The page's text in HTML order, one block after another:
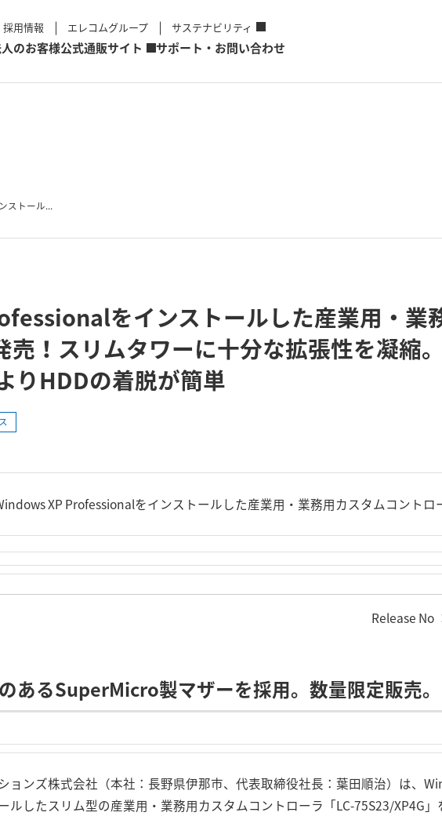
採用情報 エレコムグループ サステナビリティ
のお客様公式通販サイト サポート・お問い合わせ
ストール...
をインストールした産業用・業
売！スリムタワーに十分な拡張性を凝縮
りHDDの着脱が簡単
XP Professionalをインストールした産業用・業務用カスタムコントロ
Release No
あるSuperMicro製マザーを採用。数量限定販売。
ョンズ株式会社（本社：長野県伊那市、代表取締役社長：葉田順治）は、
ルしたスリム型の産業用・業務用カスタムコントローラ「LC-75S23/XP4G